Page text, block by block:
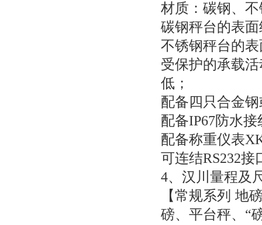
材质：碳钢、
碳钢秤台的表
不锈钢秤台的
受保护的承载
低；
配备四只合金
配备IP67防水接
配备称重仪表
可连结RS232接
4、汉川量程及
【常规系列 地
磅、平台秤、“